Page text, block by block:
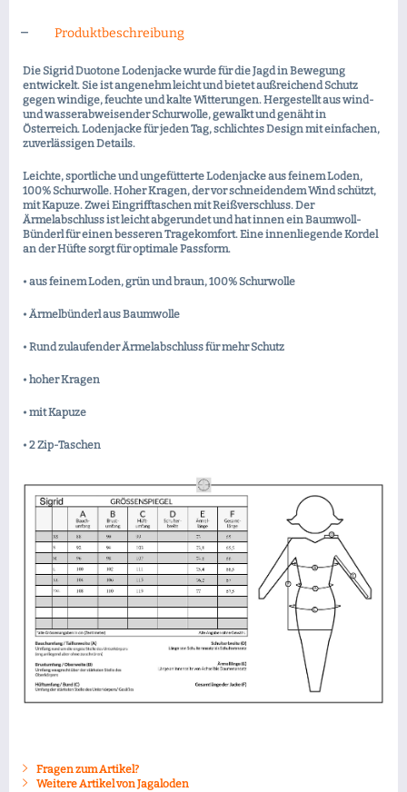
Produktbeschreibung
Die Sigrid Duotone Lodenjacke wurde für die Jagd in Bewegung
entwickelt. Sie ist angenehm leicht und bietet außreichend Schutz
gegen windige, feuchte und kalte Witterungen. Hergestellt aus wind-
und wasserabweisender Schurwolle, gewalkt und genäht in
Österreich. Lodenjacke für jeden Tag, schlichtes Design mit einfachen,
zuverlässigen Details.
Leichte, sportliche und ungefütterte Lodenjacke aus feinem Loden,
100% Schurwolle. Hoher Kragen, der vor schneidendem Wind schützt,
mit Kapuze. Zwei Eingrifftaschen mit Reißverschluss. Der
Ärmelabschluss ist leicht abgerundet und hat innen ein Baumwoll-
Bünderl für einen besseren Tragekomfort. Eine innenliegende Kordel
an der Hüfte sorgt für optimale Passform.
• aus feinem Loden, grün und braun, 100% Schurwolle
• Ärmelbünderl aus Baumwolle
• Rund zulaufender Ärmelabschluss für mehr Schutz
• hoher Kragen
• mit Kapuze
• 2 Zip-Taschen
Fragen zum Artikel?
Weitere Artikel von Jagaloden